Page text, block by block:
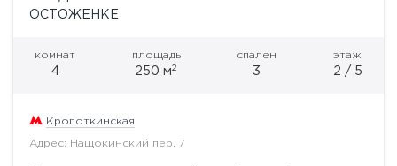
ОСТОЖЕНКЕ
комнат
4
площадь
250 м2
спален
3
этаж
2 / 5
Кропоткинская
Адрес: Нащокинский пер. 7